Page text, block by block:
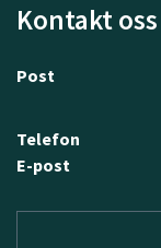
Kontakt oss
Post
Telefon
E-post